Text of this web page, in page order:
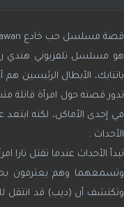
قصة مسلسل حب خادع Ishq Mein Marjawan
هو مسلسل تلفزيوني هندي
تدور قصته حول امرأة قاتلة
في إحدى الأماكن، لكنه
الأحداث .
تبدأ الأحداث عندما تقتل
وتكتشف أن (ديب) قد انتقل